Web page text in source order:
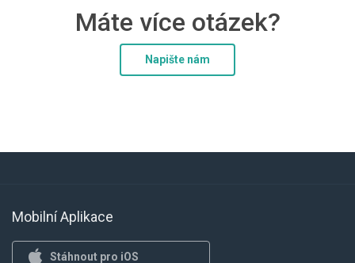
Máte více otázek?
Napište nám
Mobilní Aplikace
Stáhnout pro iOS